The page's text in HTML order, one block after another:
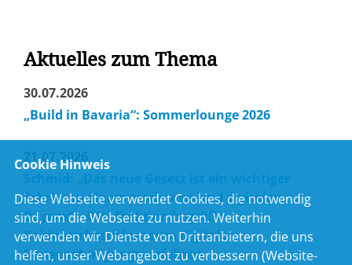
Aktuelles zum Thema
30.07.2026
Build in Bavaria“: Sommerlounge 2026
21.07.2026
Schmid: „Das neue Gesetz ist ein wichtiger
Schritt zu einem modernen und digitalen
Bayern“ – CSU-Fraktion begrüßt
Kabinettsbeschluss zum digitalen
Baugenehmigungsverfahren
Cookie Hinweis
Diese Webseite verwendet Cookies, die notwendig
sind, um die Webseite zu nutzen. Weiterhin
verwenden wir Dienste von Drittanbietern, die uns
helfen, unser Webangebot zu verbessern (Website-